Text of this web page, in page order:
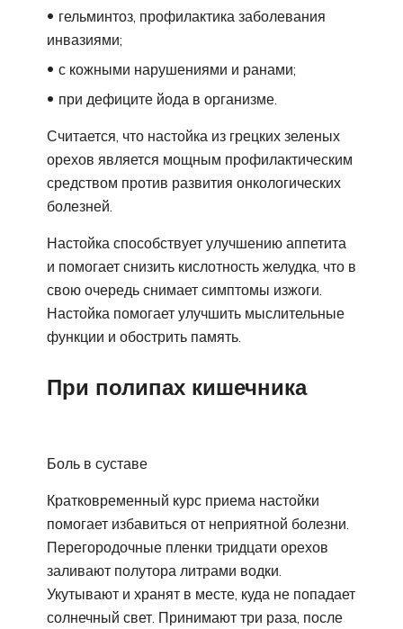
гельминтоз, профилактика заболевания
инвазиями;
с кожными нарушениями и ранами;
при дефиците йода в организме.
Считается, что настойка из грецких зеленых
орехов является мощным профилактическим
средством против развития онкологических
болезней.
Настойка способствует улучшению аппетита
и помогает снизить кислотность желудка, что в
свою очередь снимает симптомы изжоги.
Настойка помогает улучшить мыслительные
функции и обострить память.
При полипах кишечника
Боль в суставе
Кратковременный курс приема настойки
помогает избавиться от неприятной болезни.
Перегородочные пленки тридцати орехов
заливают полутора литрами водки.
Укутывают и хранят в месте, куда не попадает
солнечный свет. Принимают три раза, после